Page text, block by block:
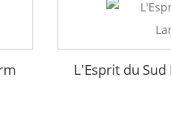
L'Esprit du